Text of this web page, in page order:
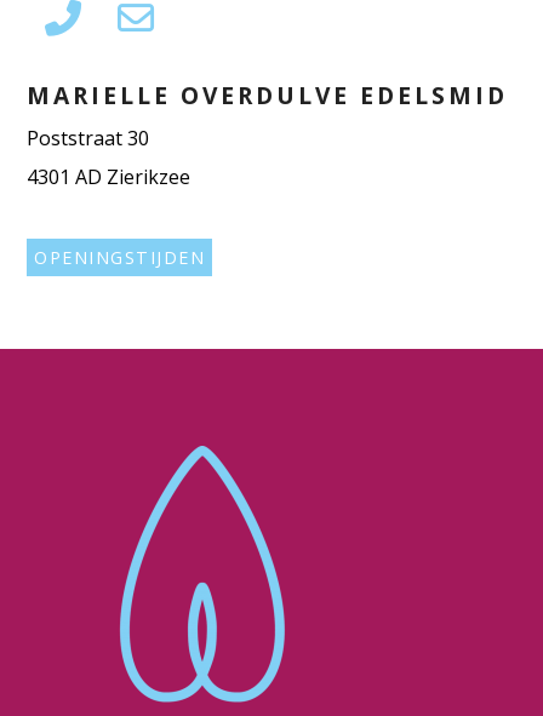
MARIELLE OVERDULVE EDELSMID
Poststraat 30
4301 AD Zierikzee
OPENINGSTIJDEN